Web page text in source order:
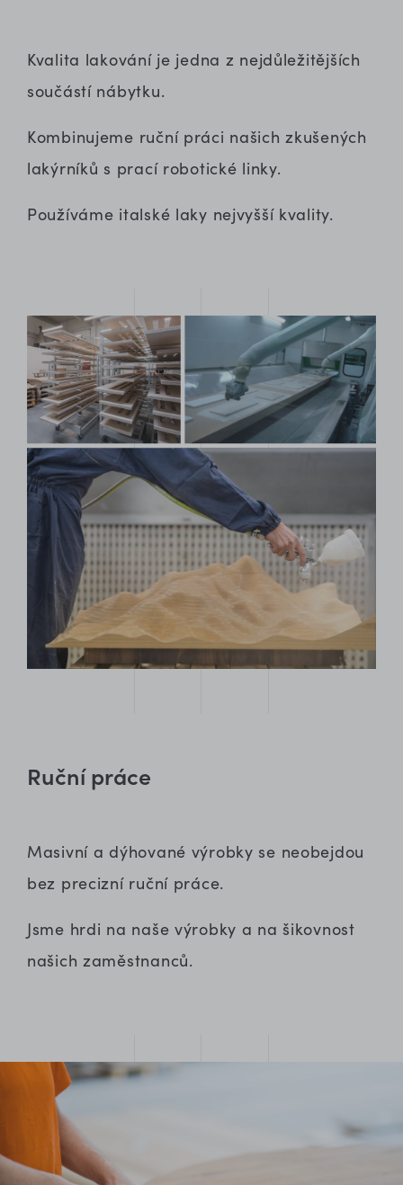
Kvalita lakování je jedna z nejdůležitějších
součástí nábytku.
Kombinujeme ruční práci našich zkušených
lakýrníků s prací robotické linky.
Používáme italské laky nejvyšší kvality.
Ruční práce
Masivní a dýhované výrobky se neobejdou
bez precizní ruční práce.
Jsme hrdi na naše výrobky a na šikovnost
našich zaměstnanců.